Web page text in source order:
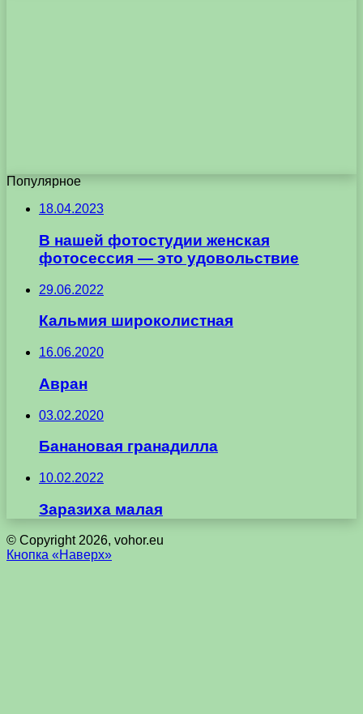
Популярное
18.04.2023
В нашей фотостудии женская
фотосессия — это удовольствие
29.06.2022
Кальмия широколистная
16.06.2020
Авран
03.02.2020
Банановая гранадилла
10.02.2022
Заразиха малая
© Copyright 2026, vohor.eu
Кнопка «Наверх»